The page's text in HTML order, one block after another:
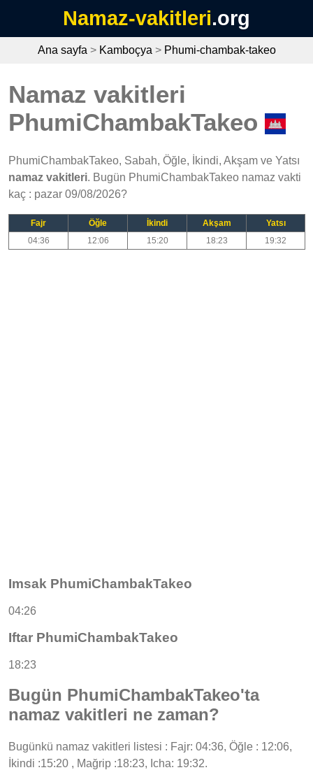
Namaz-vakitleri.org
Ana sayfa > Kamboçya > Phumi-chambak-takeo
Namaz vakitleri
PhumiChambakTakeo
PhumiChambakTakeo, Sabah, Öğle, İkindi, Akşam ve Yatsı
namaz vakitleri. Bugün PhumiChambakTakeo namaz vakti
kaç : pazar 09/08/2026?
Fajr Öğle İkindi Akşam
Yatsı
04:36
12:06 15:20 18:23 19:32
Imsak PhumiChambakTakeo
04:26
Iftar PhumiChambakTakeo
18:23
Bugün PhumiChambakTakeo'ta
namaz vakitleri ne zaman?
Bugünkü namaz vakitleri listesi : Fajr: 04:36, Öğle : 12:06,
İkindi :15:20 , Mağrip :18:23, Icha: 19:32.